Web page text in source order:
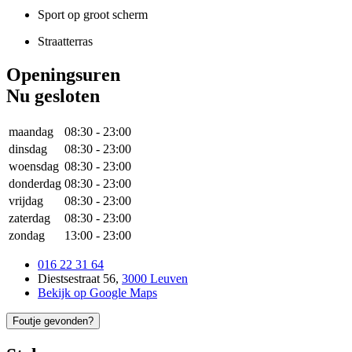
Sport op groot scherm
Straatterras
Openingsuren
Nu gesloten
maandag 08:30 - 23:00
dinsdag
08:30 - 23:00
woensdag 08:30 - 23:00
donderdag 08:30 - 23:00
vrijdag
08:30 - 23:00
zaterdag
08:30 - 23:00
zondag
13:00 - 23:00
016 22 31 64
Diestsestraat 56, 3000 Leuven
Bekijk op Google Maps
Foutje gevonden?